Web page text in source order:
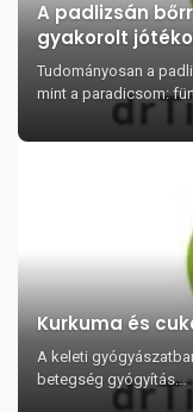
A padlizsán
gyakorolt
Tudományosan a
mint a paradicsom:
Kurkuma és
A keleti
betegség gyógyítás...